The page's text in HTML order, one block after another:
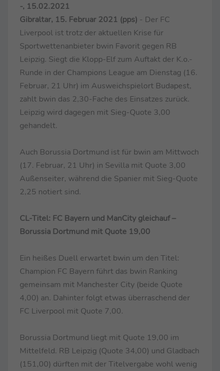
-, 15.02.2021
Gibraltar, 15. Februar 2021 (pps) - Der FC
Liverpool ist trotz der aktuellen Krise für
Sportwettenanbieter bwin Favorit gegen RB
Leipzig. Siegt die Klopp-Elf zum Auftakt der K.o.-
Runde in der Champions League am Dienstag (16.
Februar, 21 Uhr) im Ausweichspielort Budapest,
zahlt bwin das 2,30-Fache des Einsatzes zurück.
Leipzig wird dagegen mit Sieg-Quote 3,00
gehandelt.
Auch Borussia Dortmund ist für bwin am Mittwoch
(17. Februar, 21 Uhr) in Sevilla mit Quote 3,00
Außenseiter, während die Spanier mit Sieg-Quote
2,25 notiert sind.
CL-Titel: FC Bayern und ManCity gleichauf –
Borussia Dortmund mit Quote 19,00
Ein heißes Duell erwartet bwin um den Titel:
Champion FC Bayern führt das bwin Ranking
gemeinsam mit Manchester City (beide Quote
4,00) an. Dahinter folgt etwas überraschend der
FC Liverpool mit Quote 7,00.
Borussia Dortmund liegt mit Quote 19,00 im
Mittelfeld. RB Leipzig (Quote 34,00) und Gladbach
(151,00) dürften mit der Titelvergabe wohl wenig